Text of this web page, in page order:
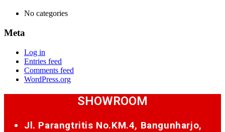
No categories
Meta
Log in
Entries feed
Comments feed
WordPress.org
SHOWROOM
Jl. Parangtritis No.KM.4, Bangunharjo,